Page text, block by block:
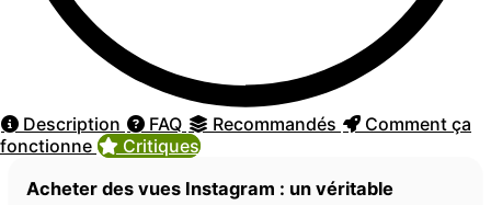
Description FAQ Recommandés
Comment ça
fonctionne
Critiques
Acheter des vues Instagram : un véritable